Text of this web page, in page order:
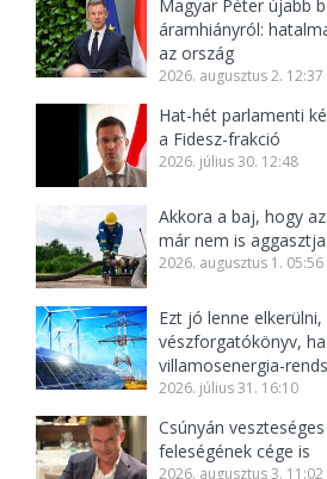
Magyar Péter újabb
áramhiányról:
az ország
2026. augusztus 2. 12:37
Hat-hét parlamenti
a Fidesz-frakció
2026. július 30. 12:48
Akkora a baj, hogy
már nem is
2026. augusztus 1. 05:56
Ezt jó lenne
vészforgatókönyv,
villamosenergia-
2026. július 31. 16:10
Csúnyán
feleségének cége is
2026. augusztus 3. 11:02